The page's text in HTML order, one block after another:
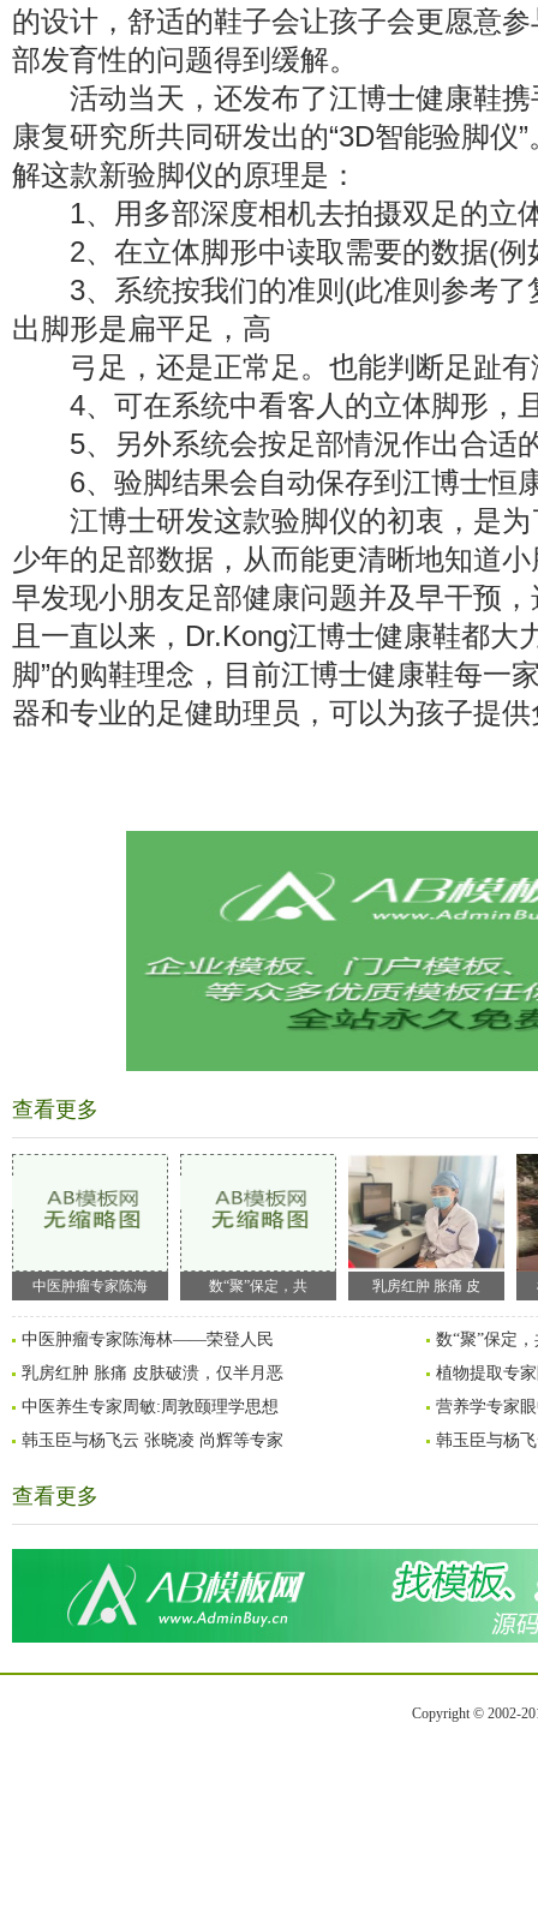
的设计，舒适的鞋子会让孩子会更愿意
部发育性的问题得到缓解。
活动当天，还发布了江博士健康鞋携
康复研究所共同研发出的“3D智能验脚仪
解这款新验脚仪的原理是：
1、用多部深度相机去拍摄双足的立
2、在立体脚形中读取需要的数据(例
3、系统按我们的准则(此准则参考了
出脚形是扁平足，高
弓足，还是正常足。也能判断足趾有
4、可在系统中看客人的立体脚形，
5、另外系统会按足部情況作出合适
6、验脚结果会自动保存到江博士恒
江博士研发这款验脚仪的初衷，是为
少年的足部数据，从而能更清晰地知道
早发现小朋友足部健康问题并及早干预
且一直以来，Dr.Kong江博士健康鞋都大
脚”的购鞋理念，目前江博士健康鞋每一
器和专业的足健助理员，可以为孩子提供
查看更多
中医肿瘤专家陈海 数“聚”保定，共 乳房红肿 胀痛 皮
中医肿瘤专家陈海林——荣登人民
数“聚”保定
乳房红肿 胀痛 皮肤破溃，仅半月恶
植物提取专
中医养生专家周敏:周敦颐理学思想
营养学专家
韩玉臣与杨飞云 张晓凌 尚辉等专家
韩玉臣与杨
查看更多
Copyright © 2002-